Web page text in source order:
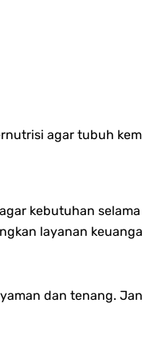
agar tubuh
kebutuhan
layanan
dan tenang.